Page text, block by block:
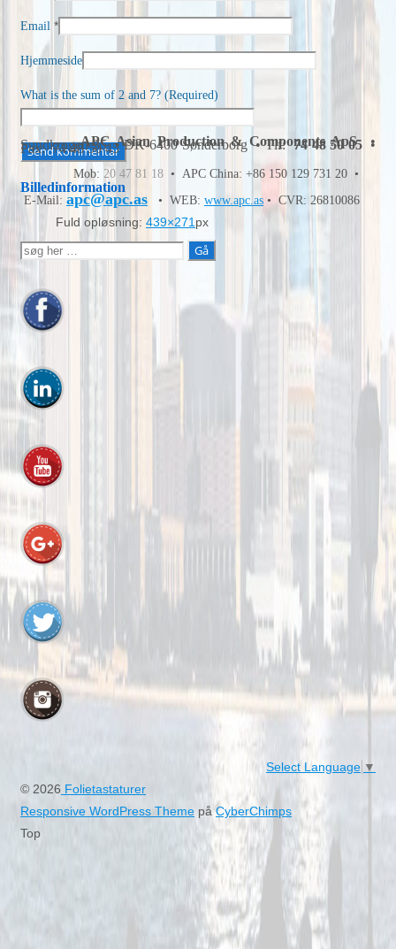
Email *
Hjemmeside
What is the sum of 2 and 7? (Required)
Billedinformation
Fuld opløsning: 439×271 px
APC Asian Production & Components ApS•
Sundkrogen 35 • DK-6400 Sønderborg • Tlf:74 48 50 05•
Fax: 74 48 50 45
Mob: 20 47 81 18 • APC China: +86 150 129 731 20 •
E-Mail: apc@apc.as • WEB: www.apc.as • CVR: 26810086
Søg
Select Language ▼
© 2026 Folietastaturer
Responsive WordPress Theme påCyberChimps
Top